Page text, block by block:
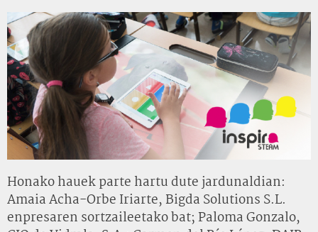
Honako hauek parte hartu dute jardunaldian:
Amaia Acha-Orbe Iriarte, Bigda Solutions S.L.
enpresaren sortzaileetako bat; Paloma Gonzalo,